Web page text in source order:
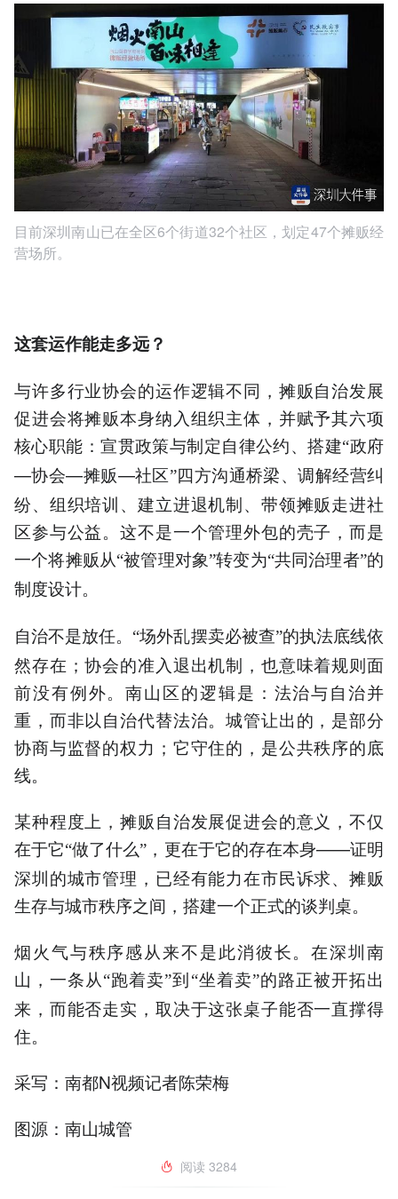
目前深圳南山已在全区6个街道32个社区，划定47个摊贩经
营场所。
这套运作能走多远？
与许多行业协会的运作逻辑不同，摊贩自治发展
促进会将摊贩本身纳入组织主体，并赋予其六项
核心职能：宣贯政策与制定自律公约、搭建“政府
—协会—摊贩—社区”四方沟通桥梁、调解经营纠
纷、组织培训、建立进退机制、带领摊贩走进社
区参与公益。这不是一个管理外包的壳子，而是
一个将摊贩从“被管理对象”转变为“共同治理者”的
制度设计。
自治不是放任。
“场外乱摆卖必被查”的执法底线依
然存在；协会的准入退出机制，也意味着规则面
前没有例外。南山区的逻辑是：法治与自治并
重，而非以自治代替法治。城管让出的，是部分
协商与监督的权力；它守住的，是公共秩序的底
线。
某种程度上，摊贩自治发展促进会的意义，不仅
在于它“做了什么” ，更在于它的存在本身——证明
深圳的城市管理，已经有能力在市民诉求、摊贩
生存与城市秩序之间，搭建一个正式的谈判桌。
烟火气与秩序感从来不是此消彼长。在深圳南
山，一条从“跑着卖”到“坐着卖”的路正被开拓出
来，而能否走实，取决于这张桌子能否一直撑得
住。
采写：南都N视频记者陈荣梅
图源：南山城管
阅读 3284